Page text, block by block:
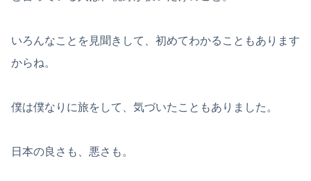
いろんなことを見聞きして、初めてわかることもあります
からね。
僕は僕なりに旅をして、気づいたこともありました。
日本の良さも、悪さも。